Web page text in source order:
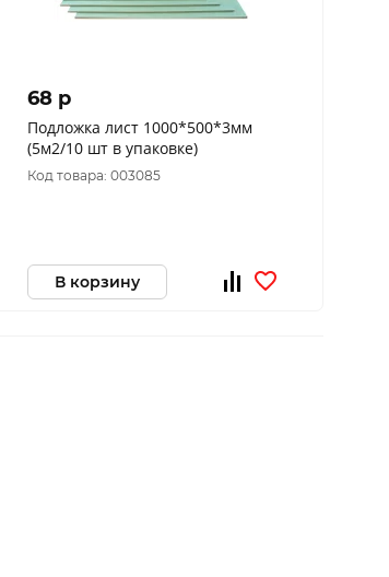
68 p
Подложка лист 1000*500*3мм
(5м2/10 шт в упаковке)
Код товара: 003085
В корзину